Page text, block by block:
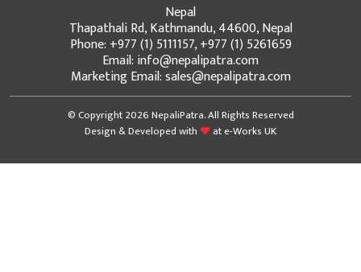
Nepal
Thapathali Rd, Kathmandu, 44600, Nepal
Phone: +977 (1) 5111157, +977 (1) 5261659
Email: info@nepalipatra.com
Marketing Email: sales@nepalipatra.com
© Copyright 2026 NepaliPatra. All Rights Reserved
Design & Developed with
ate-Works UK